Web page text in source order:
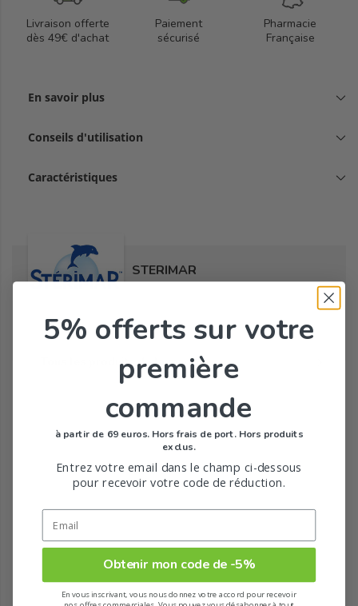
Livraison offerte
dès 49€ d'achat
Paiement
sécurisé
Pharmacie
Française
En savoir plus
Conseils d'utilisation
Caractéristiques
STERIMAR
Tous les produits de la marque
5% offerts sur votre
première
commande
à partir de 69 euros. Hors frais de port. Hors produits
exclus.
Entrez votre email dans le champ ci-dessous
pour recevoir votre code de réduction.
Obtenir mon code de -5%
En vous inscrivant, vous nous donnez votre accord pour recevoir